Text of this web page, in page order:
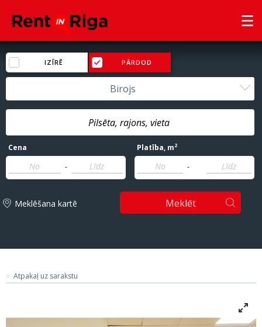
IZĪRĒ PĀRDOD
Birojs
Cena
-
Platība, m2
-
Meklēšana kartē Meklēt
Atpakaļ uz sarakstu